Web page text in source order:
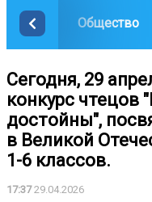
Общество
Сегодня, 29
конкурс чтецов
достойны",
в Великой
1-6 классов.
17:3729.04.2026